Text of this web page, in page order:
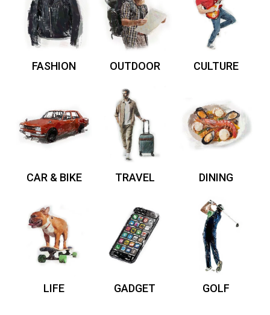
FASHION OUTDOOR CULTURE
CAR & BIKE TRAVEL DINING
LIFE GADGET GOLF